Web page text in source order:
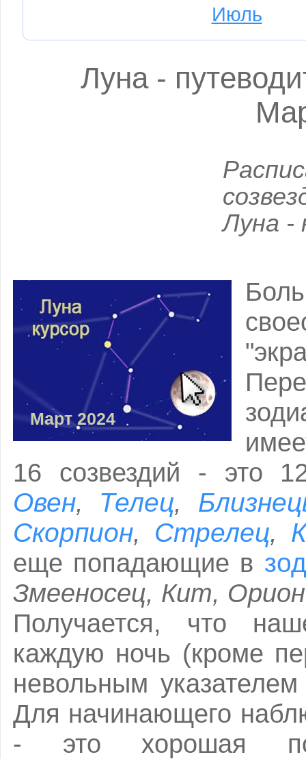
Июль
Луна -
Луна -
Март 2024
16 созвездий - это
Овен, Телец,
Скорпион, Стрелец,
еще попадающие в
Змееносец, Кит,
Получается, что
каждую ночь (кроме
невольным
Для начинающего
- это хорошая